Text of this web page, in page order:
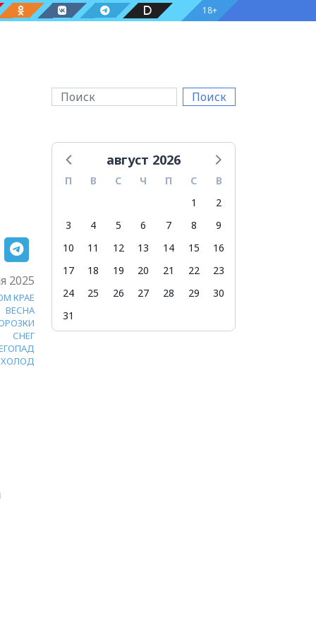
18+
Поиск
2025
КРАЕ
ВЕСНА
СНЕГ
ХОЛОД
август 2026
П В С Ч П С
В
1
2
3
4 5 6 7 8
9
10
11 12 13 14 15
16
17
18 19 20 21 22
23
24
25 26 27 28 29
30
31